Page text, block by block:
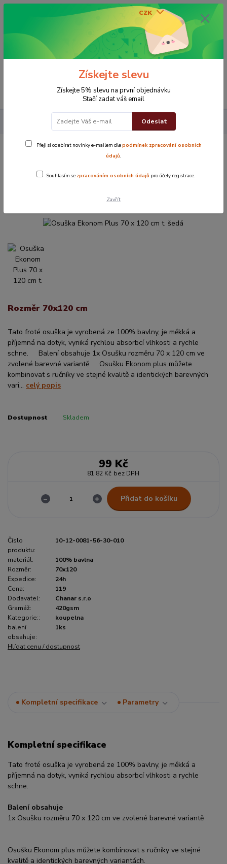
CZK
0 Kč
Osuška Ekonom Plus 70 x 120 cm t. šedá
Osuška Ekonom Plus 70 x 120 cm t.
Rozměr 70x120 cm
Tato froté osuška je vyrobená ze 100% bavlny, je měkká a
příjemná na dotyk, vyniká rychlou absorbcí vlhkosti a rychle
schne. Balení obsahuje 1x Osušku rozměru 70 x 120 cm ve
zvolené barevné variantě Osušku Ekonom plus můžete
kombinovat s ručníky ve stejné kvalitě a identických barevných
vari... celý popis
Dostupnost Skladem
99 Kč
81,82 Kč bez DPH
Přidat do košíku
Číslo
produktu:
10-12-0081-56-30-010
materiál:
100% bavlna
Rozměr:
70x120
Expedice:
24h
Cena:
119
Dodavatel:
Chanar s.r.o
Gramáž:
420gsm
Kategorie::
koupelna
balení
obsahuje:
1ks
Hlídat cenu / dostupnost
Kompletní specifikace Parametry
Kompletní specifikace
Tato froté osuška je vyrobená ze 100% bavlny, je měkká a
příjemná na dotyk, vyniká rychlou absorbcí vlhkosti a rychle
schne.
Balení obsahuje
1x Osušku rozměru 70 x 120 cm ve zvolené barevné variantě
Osušku Ekonom plus můžete kombinovat s ručníky ve stejné
kvalitě a identických barevných variantách.
Získejte slevu
Získejte 5% slevu na první objednávku
Stačí zadat váš email
Odeslat
Přeji si odebírat novinky e-mailem dlepodmínek zpracování osobních
údajů.
Souhlasím se zpracováním osobních údajů pro účely registrace.
Zavřít